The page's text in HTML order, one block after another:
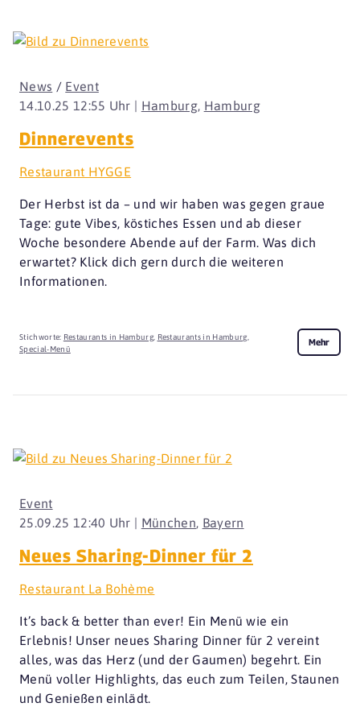
14.10.25 12:55 Uhr | Hamburg, Hamburg
News / Event
Dinnerevents
Restaurant HYGGE
Der Herbst ist da – und wir haben was gegen graue
Tage: gute Vibes, köstiches Essen und ab dieser
Woche besondere Abende auf der Farm. Was dich
erwartet? Klick dich gern durch die weiteren
Informationen.
Stichworte: Restaurants in Hamburg, Restaurants in Hamburg
Special-Menü
Mehr
25.09.25 12:40 Uhr | München, Bayern
Event
Neues Sharing-Dinner für 2
Restaurant La Bohème
It’s back & better than ever! Ein Menü wie ein
Erlebnis! Unser neues Sharing Dinner für 2 vereint
alles, was das Herz (und der Gaumen) begehrt. Ein
Menü voller Highlights, das euch zum Teilen, Staunen
und Genießen einlädt.